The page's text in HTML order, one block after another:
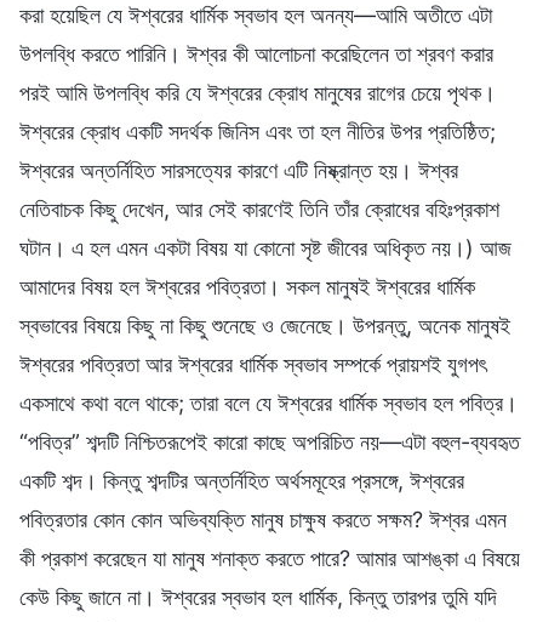
করা হয়েছিল যে ঈশ্বরের ধার্মিক স্বভাব হল অনন্য—আমি অতীতে এটা
উপলব্ধি করতে পারিনি। ঈশ্বর কী আলোচনা করেছিলেন তা শ্রবণ করার
পরই আমি উপলব্ধি করি যে ঈশ্বরের ক্রোধ মানুষের রাগের চেয়ে পৃথক।
ঈশ্বরের ক্রোধ একটি সদর্থক জিনিস এবং তা হল নীতির উপর প্রতিষ্ঠিত;
ঈশ্বরের অন্তর্নিহিত সারসত্যের কারণে এটি নিষ্ক্রান্ত হয়। ঈশ্বর
নেতিবাচক কিছু দেখেন, আর সেই কারণেই তিনি তাঁর ক্রোধের বহিঃপ্রকাশ
ঘটান। এ হল এমন একটা বিষয় যা কোনো সৃষ্ট জীবের অধিকৃত নয়।) আজ
আমাদের বিষয় হল ঈশ্বরের পবিত্রতা। সকল মানুষই ঈশ্বরের ধার্মিক
স্বভাবের বিষয়ে কিছু না কিছু শুনেছে ও জেনেছে। উপরন্তু, অনেক মানুষই
ঈশ্বরের পবিত্রতা আর ঈশ্বরের ধার্মিক স্বভাব সম্পর্কে প্রায়শই যুগপৎ
একসাথে কথা বলে থাকে; তারা বলে যে ঈশ্বরের ধার্মিক স্বভাব হল পবিত্র।
“পবিত্র” শব্দটি নিশ্চিতরূপেই কারো কাছে অপরিচিত নয়—এটা বহুল-ব্যবহৃত
একটি শব্দ। কিন্তু শব্দটির অন্তর্নিহিত অর্থসমূহের প্রসঙ্গে, ঈশ্বরের
পবিত্রতার কোন কোন অভিব্যক্তি মানুষ চাক্ষুষ করতে সক্ষম? ঈশ্বর এমন
কী প্রকাশ করেছেন যা মানুষ শনাক্ত করতে পারে? আমার আশঙ্কা এ বিষয়ে
কেউ কিছু জানে না। ঈশ্বরের স্বভাব হল ধার্মিক, কিন্তু তারপর তুমি যদি